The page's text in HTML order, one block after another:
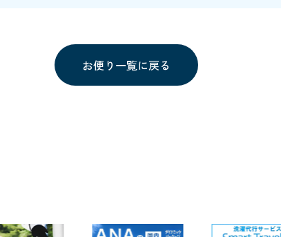
お便り一覧に戻る